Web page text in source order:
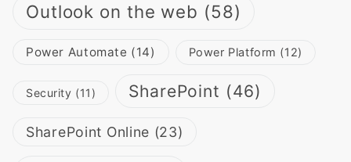
Outlook on the web (58)
Power Automate (14) Power Platform (12)
Security (11) SharePoint (46)
SharePoint Online (23)